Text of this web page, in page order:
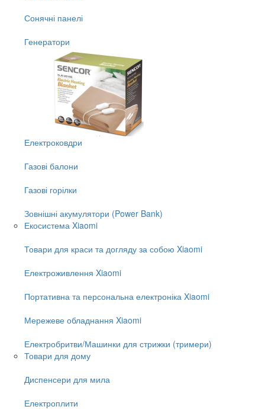
Сонячні панелі
Генератори
Електроковдри
Газові балони
Газові горілки
Зовнішні акумулятори (Power Bank)
Екосистема Xiaomi
Товари для краси та догляду за собою Xiaomi
Електроживлення Xiaomi
Портативна та персональна електроніка Xiaomi
Мережеве обладнання Xiaomi
Електробритви/Машинки для стрижки (тримери)
Товари для дому
Диспенсери для мила
Електроплити